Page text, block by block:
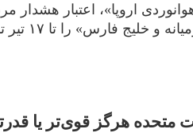
اروپا»، اعتبار هشدار
خلیج فارس» را تا ۱۷ تیر تمدید کرد.
متحده هرگز قوی‌تر یا